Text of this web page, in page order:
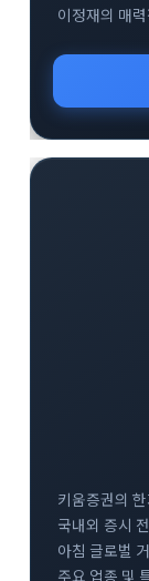
이정재의 매
이정재와 오
수 있는 매력
키움증권의
국내외 증시
아침 글로벌
주요 업종 및